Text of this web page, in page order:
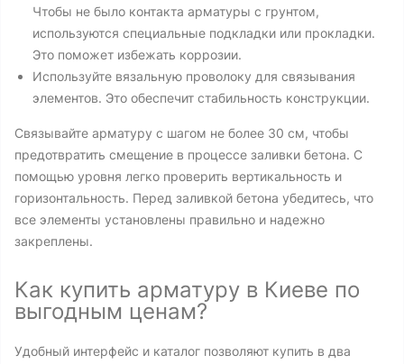
Чтобы не было контакта арматуры с грунтом,
используются специальные подкладки или прокладки.
Это поможет избежать коррозии.
Используйте вязальную проволоку для связывания
элементов. Это обеспечит стабильность конструкции.
Связывайте арматуру с шагом не более 30 см, чтобы
предотвратить смещение в процессе заливки бетона. С
помощью уровня легко проверить вертикальность и
горизонтальность. Перед заливкой бетона убедитесь, что
все элементы установлены правильно и надежно
закреплены.
Как купить арматуру в Киеве по
выгодным ценам?
Удобный интерфейс и каталог позволяют купить в два